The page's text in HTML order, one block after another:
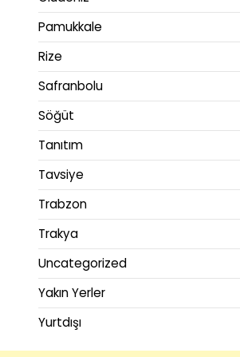
Pamukkale
Rize
Safranbolu
Söğüt
Tanıtım
Tavsiye
Trabzon
Trakya
Uncategorized
Yakın Yerler
Yurtdışı